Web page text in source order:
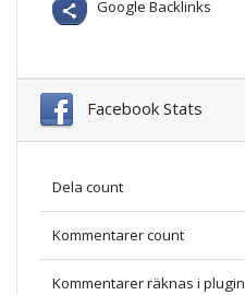
Google Backlinks
Facebook Stats
Dela count
Kommentarer count
Kommentarer räknas i plugin